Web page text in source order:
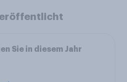
Sie in diesem Jahr